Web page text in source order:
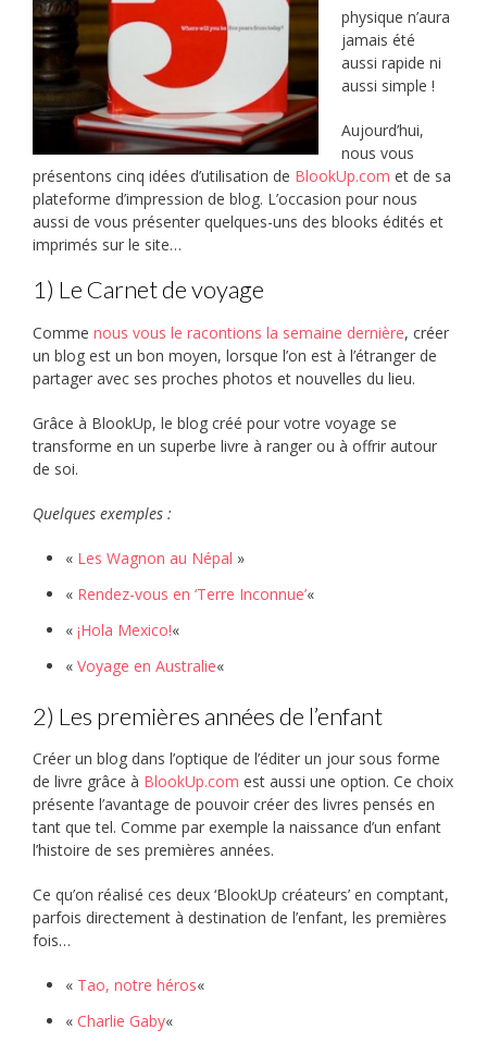
physique n’aura
jamais été
aussi rapide ni
aussi simple !
Aujourd’hui,
nous vous
présentons cinq idées d’utilisation de BlookUp.com et de sa
plateforme d’impression de blog. L’occasion pour nous
aussi de vous présenter quelques-uns des blooks édités et
imprimés sur le site…
1) Le Carnet de voyage
Comme nous vous le racontions la semaine dernière, créer
un blog est un bon moyen, lorsque l’on est à l’étranger de
partager avec ses proches photos et nouvelles du lieu.
Grâce à BlookUp, le blog créé pour votre voyage se
transforme en un superbe livre à ranger ou à offrir autour
de soi.
Quelques exemples :
« Les Wagnon au Népal »
« Rendez-vous en ‘Terre Inconnue’«
« ¡Hola Mexico!«
« Voyage en Australie«
2) Les premières années de l’enfant
Créer un blog dans l’optique de l’éditer un jour sous forme
de livre grâce à BlookUp.com est aussi une option. Ce choix
présente l’avantage de pouvoir créer des livres pensés en
tant que tel. Comme par exemple la naissance d’un enfant
l’histoire de ses premières années.
Ce qu’on réalisé ces deux ‘BlookUp créateurs’ en comptant,
parfois directement à destination de l’enfant, les premières
fois…
« Tao, notre héros«
« Charlie Gaby«